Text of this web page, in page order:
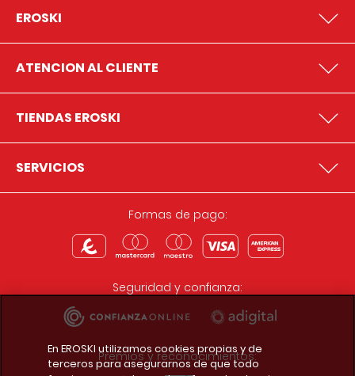
EROSKI
ATENCION AL CLIENTE
TIENDAS EROSKI
SERVICIOS
Formas de pago:
Seguridad y confianza:
Premios y reconocimientos:
En EROSKI utilizamos cookies propias y de
terceros para asegurarnos de que todo